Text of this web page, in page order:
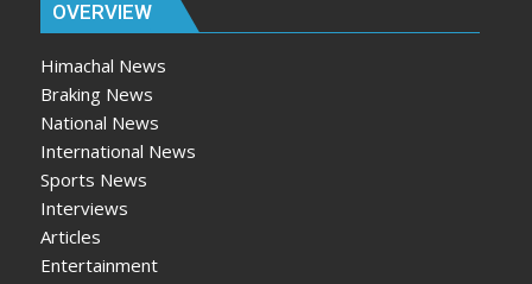
OVERVIEW
Himachal News
Braking News
National News
International News
Sports News
Interviews
Articles
Entertainment